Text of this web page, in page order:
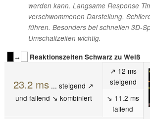
werden kann. Langsame Response
verschwommenen Darstellung,
führen. Besonders bei schnellen 3D-
Umschaltzeiten wichtig.
↔
Reaktionszeiten Schwarz zu Weiß
23.2 ms ... steigend ↗
und fallend ↘ kombiniert
↗ 12 ms
steigend
↘ 11.2 ms
fallend